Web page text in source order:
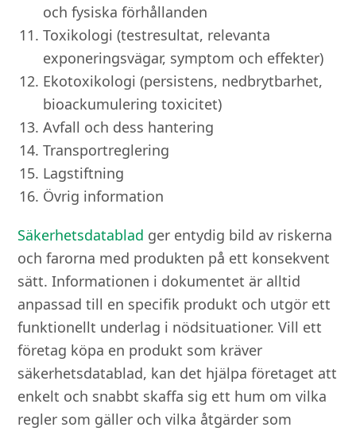
och fysiska förhållanden
Toxikologi (testresultat, relevanta
exponeringsvägar, symptom och effekter)
Ekotoxikologi (persistens, nedbrytbarhet,
bioackumulering toxicitet)
Avfall och dess hantering
Transportreglering
Lagstiftning
Övrig information
Säkerhetsdatablad ger entydig bild av riskerna
och farorna med produkten på ett konsekvent
sätt. Informationen i dokumentet är alltid
anpassad till en specifik produkt och utgör ett
funktionellt underlag i nödsituationer. Vill ett
företag köpa en produkt som kräver
säkerhetsdatablad, kan det hjälpa företaget att
enkelt och snabbt skaffa sig ett hum om vilka
regler som gäller och vilka åtgärder som